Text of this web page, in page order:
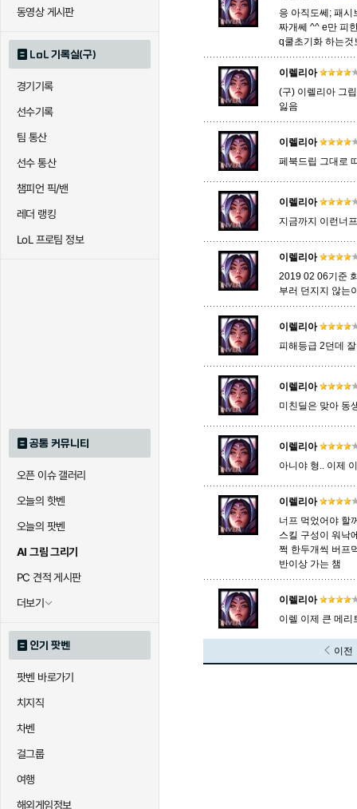
동영상 게시판
LoL 기록실(구)
경기기록
선수기록
팀 통산
선수 통산
챔피언 픽/밴
레더 랭킹
LoL 프로팀 정보
공통 커뮤니티
오픈 이슈 갤러리
오늘의 핫벤
오늘의 팟벤
AI 그림 그리기
PC 견적 게시판
더보기
인기 팟벤
팟벤 바로가기
치지직
차벤
걸그룹
여행
해외게임정보
카이사 카직스 카타리
퀸 크산테 클레
트리스타나 트린다미어 트위스
하이머딩거 헤카림
응 아직도쎄; 패
짜개쎄 ^^ e만 피
q쿨초기화 하는것
이렐리아
(구) 이렐리아 그
잃음
이렐리아
페북드립 그대로
이렐리아
지금까지 이런너
이렐리아
2019 02 06기준
부러 던지지 않는
이렐리아
피해등급 2던데
이렐리아
미친딜은 맞아 동
이렐리아
아니야 형.. 이제
이렐리아
너프 먹었어야 할
스킬 구성이 워낙
쩍 한두개씩 버프
반이상 가는 챔
이렐리아
이렐 이제 큰 메리
이전